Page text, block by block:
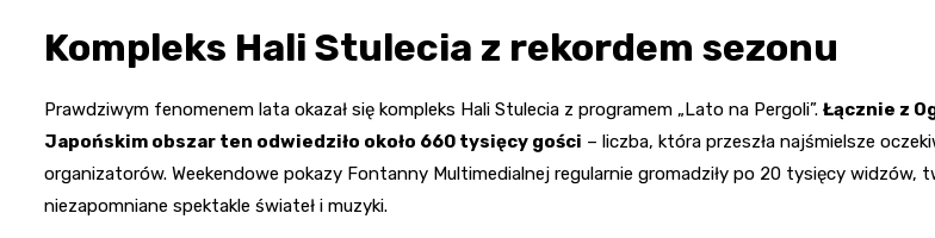
Kompleks Hali Stulecia z rekordem sezonu
Prawdziwym fenomenem lata okazał się kompleks Hali Stulecia z programem „Lato na Pergoli”. Łącznie z
Japońskim obszar ten odwiedziło około 660 tysięcy gości – liczba, która przeszła najśmielsze
organizatorów. Weekendowe pokazy Fontanny Multimedialnej regularnie gromadziły po 20 tysięcy widzów,
niezapomniane spektakle świateł i muzyki.